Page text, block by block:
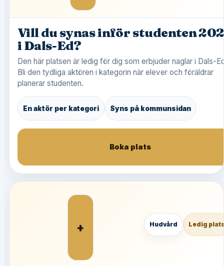
Vill du synas inför studenten
i Dals-Ed?
Den här platsen är ledig för dig som erbjuder naglar i Dals-
Bli den tydliga aktören i kategorin när elever och föräldrar
planerar studenten.
En aktör per kategori Syns på kommunsidan
Boka plats
+ Hudvård Ledig